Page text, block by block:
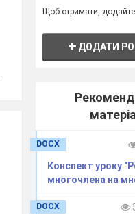
Щоб отримати,
ДОДАТИ
DOCX
Конспект уроку
многочлена на
DOCX